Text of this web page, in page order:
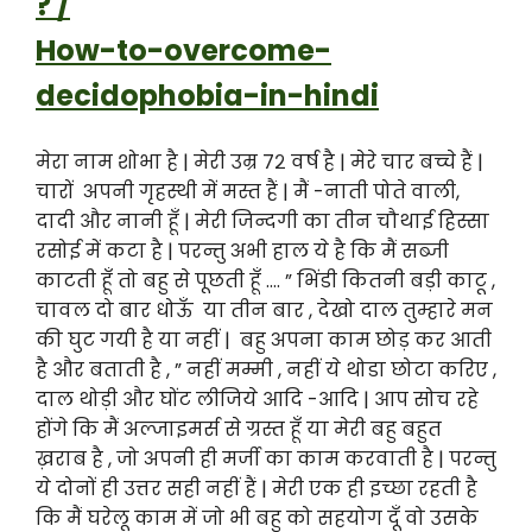
How-to-overcome-
decidophobia-in-hindi
मेरा नाम शोभा है | मेरी उम्र ७२ वर्ष है | मेरे चार बच्चे हैं |
चारों अपनी गृहस्थी में मस्त हैं | मैं -नाती पोते वाली,
दादी और नानी हूँ | मेरी जिन्दगी का तीन चौथाई हिस्सा
रसोई में कटा है | परन्तु अभी हाल ये है कि मैं सब्जी
काटती हूँ तो बहु से पूछती हूँ …. ” भिंडी कितनी बड़ी काटू ,
चावल दो बार धोऊँ या तीन बार , देखो दाल तुम्हारे मन
की घुट गयी है या नहीं | बहु अपना काम छोड़ कर आती
है और बताती है , ” नहीं मम्मी , नहीं ये थोडा छोटा करिए ,
दाल थोड़ी और घोंट लीजिये आदि -आदि | आप सोच रहे
होंगे कि मैं अल्जाइमर्स से ग्रस्त हूँ या मेरी बहु बहुत
ख़राब है , जो अपनी ही मर्जी का काम करवाती है | परन्तु
ये दोनों ही उत्तर सही नहीं हैं | मेरी एक ही इच्छा रहती है
कि मैं घरेलू काम में जो भी बहु को सहयोग दूँ वो उसके